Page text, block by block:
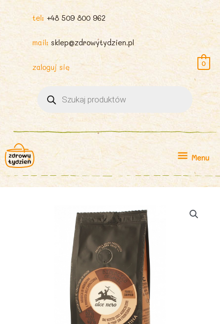
tel: +48 509 800 962
mail: sklep@zdrowytydzien.pl
zaloguj się
produktów
0
Menu
Menu